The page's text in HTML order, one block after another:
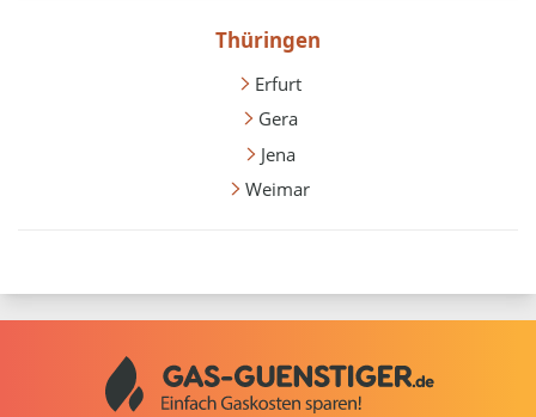
Thüringen
Erfurt
Gera
Jena
Weimar